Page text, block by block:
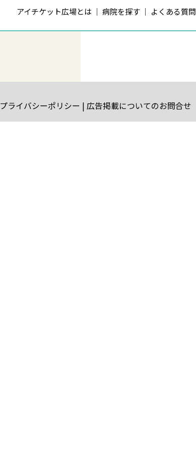
アイチケット広場とは 病院を探す よくある質問
プライバシーポリシー 広告掲載についてのお問合せ